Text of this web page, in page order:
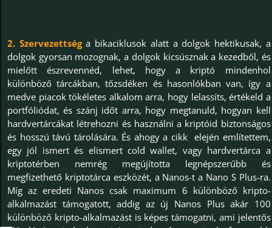
2. Szervezettséga bikaciklusok alatt a dolgok hektikusak, a
dolgok gyorsan mozognak, a dolgok kicsúsznak a kezedből, és
mielőtt észrevennéd, lehet, hogy a kriptó mindenhol
különböző tárcákban, tőzsdéken és hasonlókban van, így a
medve piacok tökéletes alkalom arra, hogy lelassíts, értékeld a
portfóliódat, és szánj időt arra, hogy megtanuld, hogyan kell
hardvertárcákat létrehozni és használni a kriptóid biztonságos
és hosszú távú tárolására. És ahogy a cikk elején említettem,
egy jól ismert és elismert cold wallet, vagy hardvertárca a
kriptotérben nemrég megújította legnépszerűbb és
megfizethető kriptotárca eszközét, a Nanos-t a Nano S Plus-ra.
Míg az eredeti Nanos csak maximum 6 különböző kripto-
alkalmazást támogatott, addig az új Nanos Plus akár 100
különböző kripto-alkalmazást is képes támogatni, ami jelentős